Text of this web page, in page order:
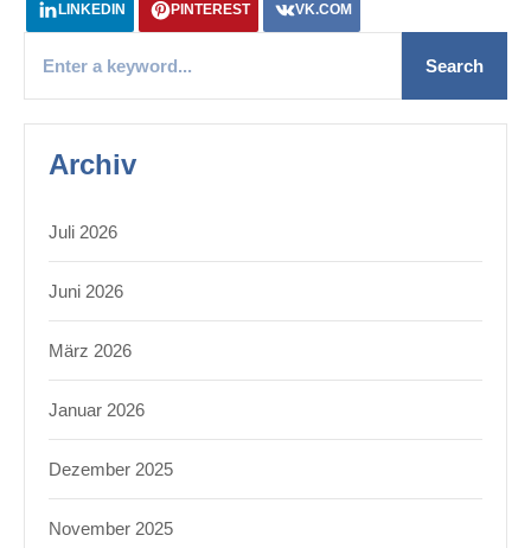
LINKEDIN PINTEREST VK.COM
Archiv
Juli 2026
Juni 2026
März 2026
Januar 2026
Dezember 2025
November 2025